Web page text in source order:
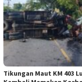
Tikungan Maut KM 403